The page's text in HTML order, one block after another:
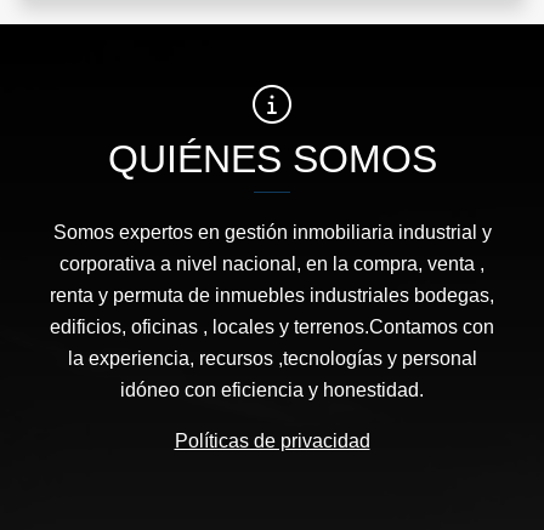
QUIÉNES SOMOS
Somos expertos en gestión inmobiliaria industrial y
corporativa a nivel nacional, en la compra, venta ,
renta y permuta de inmuebles industriales bodegas,
edificios, oficinas , locales y terrenos.Contamos con
la experiencia, recursos ,tecnologías y personal
idóneo con eficiencia y honestidad.
Políticas de privacidad